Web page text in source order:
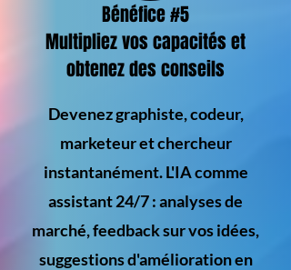
Bénéfice #5
Multipliez vos capacités et
obtenez des conseils
Devenez graphiste, codeur,
marketeur et chercheur
instantanément. L'IA comme
assistant 24/7 : analyses de
marché, feedback sur vos idées,
suggestions d'amélioration en